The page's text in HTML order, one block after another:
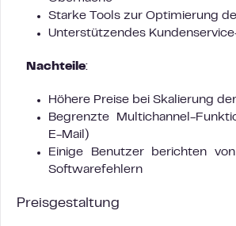
Starke Tools zur Optimierung
Unterstützendes
Nachteile:
Höhere Preise bei Skalierung
Begrenzte Multichannel-
E-Mail)
Einige Benutzer berichten
Softwarefehlern
Preisgestaltung